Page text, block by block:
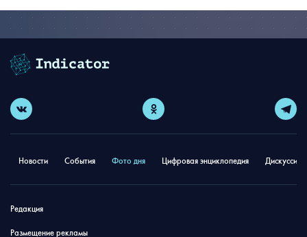
Новости События Фото дня Цифровая энциклопедия
Редакция
Размещение рекламы